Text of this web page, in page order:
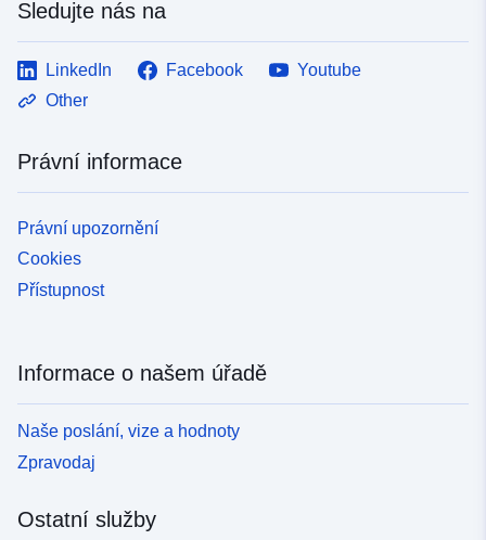
Sledujte nás na
LinkedIn Facebook
Youtube
Other
Právní informace
Právní upozornění
Cookies
Přístupnost
Informace o našem úřadě
Naše poslání, vize a hodnoty
Zpravodaj
Ostatní služby